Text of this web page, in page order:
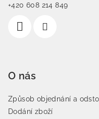
+420 608 214 849
O nás
Způsob objednání a
Dodání zboží